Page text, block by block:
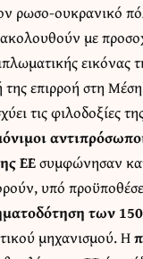
ρωσο-ουκρανικό
με
εικόνας
της επιρροή στη
τις φιλοδοξίες
ΕΕσυμφώνησαν
υπό
των
μηχανισμού. Η